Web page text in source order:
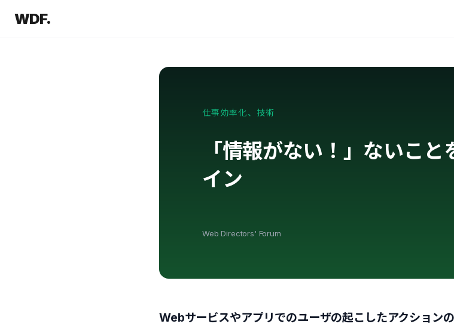
WDF.
仕事効率化、技術
「情報がない！」ないこ
イン
Web Directors' Forum
Webサービスやアプリでのユーザの起こしたアクション